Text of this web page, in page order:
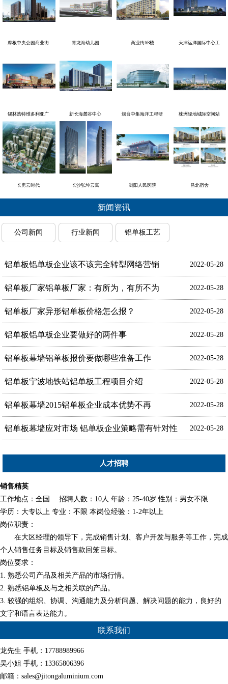
摩根中央公园商业街 青龙海幼儿园 商业街AB楼 天津运洋国际中心工
锡林浩特维多利亚广 新长海麓谷中心 烟台中集海洋工程研 株洲绿地城际空间站
长房云时代 长沙弘坤云寓 浏阳人民医院 昌北宿舍
新闻资讯
公司新闻 行业新闻 铝单板工艺
2022-05-28
铝单板铝单板企业该不该完全转型网络营销
2022-05-28
铝单板厂家铝单板厂家：有所为，有所不为
2022-05-28
铝单板厂家异形铝单板价格怎么报？
2022-05-28
铝单板铝单板企业要做好的两件事
2022-05-28
铝单板幕墙铝单板报价要做哪些准备工作
2022-05-28
铝单板宁波地铁站铝单板工程项目介绍
2022-05-28
铝单板幕墙2015铝单板企业成本优势不再
2022-05-28
铝单板幕墙应对市场 铝单板企业策略需有针对性
人才招聘
销售精英
工作地点：全国 招聘人数：10人 年龄：25-40岁 性别：男女不限
学历：大专以上 专业：不限 本岗位经验：1-2年以上
岗位职责：
在大区经理的领导下，完成销售计划、客户开发与服务等工作，完成
个人销售任务目标及销售款回笼目标。
岗位要求：
1. 熟悉公司产品及相关产品的市场行情。
2. 熟悉铝单板及与之相关联的产品。
3. 较强的组织、协调、沟通能力及分析问题、解决问题的能力，良好的
文字和语言表达能力。
联系我们
龙先生 手机：17788989966
吴小姐 手机：13365806396
邮箱： sales@jitongaluminium.com